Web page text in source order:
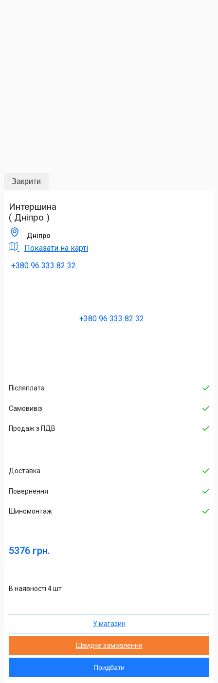
Закрити
Интершина
( Дніпро )
Дніпро
Показати на карті
+380 96 333 82 32
+380 96 333 82 32
Післяплата
Самовивіз
Продаж з ПДВ
Доставка
Повернення
Шиномонтаж
5376 грн.
В наявності 4 шт
У магазин
Швидке замовлення
Придбати